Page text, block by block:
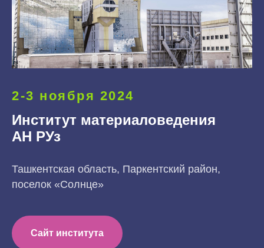
2-3 ноября 2024
Институт материаловедения
АН РУз
Ташкентская область, Паркентский район,
поселок «Солнце»
Сайт института